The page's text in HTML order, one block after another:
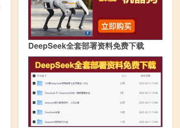
DeepSeek全套部署资料免费下载